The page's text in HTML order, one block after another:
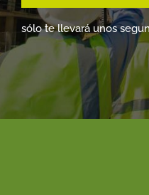
sólo te llevará unos